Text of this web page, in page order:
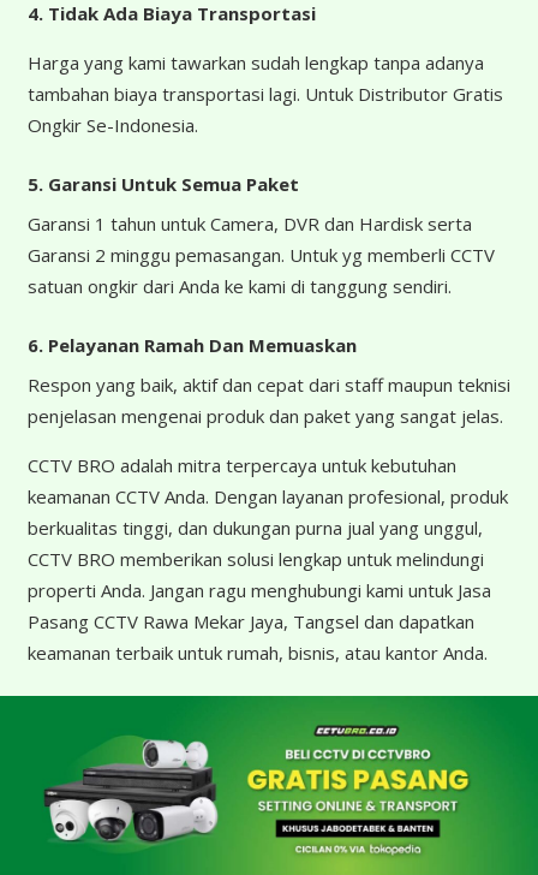
4. Tidak Ada Biaya Transportasi
Harga yang kami tawarkan sudah lengkap tanpa adanya
tambahan biaya transportasi lagi. Untuk Distributor Gratis
Ongkir Se-Indonesia.
5. Garansi Untuk Semua Paket
Garansi 1 tahun untuk Camera, DVR dan Hardisk serta
Garansi 2 minggu pemasangan. Untuk yg memberli CCTV
satuan ongkir dari Anda ke kami di tanggung sendiri.
6. Pelayanan Ramah Dan Memuaskan
Respon yang baik, aktif dan cepat dari staff maupun teknisi
penjelasan mengenai produk dan paket yang sangat jelas.
CCTV BRO adalah mitra terpercaya untuk kebutuhan
keamanan CCTV Anda. Dengan layanan profesional, produk
berkualitas tinggi, dan dukungan purna jual yang unggul,
CCTV BRO memberikan solusi lengkap untuk melindungi
properti Anda. Jangan ragu menghubungi kami untuk Jasa
Pasang CCTV Rawa Mekar Jaya, Tangsel dan dapatkan
keamanan terbaik untuk rumah, bisnis, atau kantor Anda.